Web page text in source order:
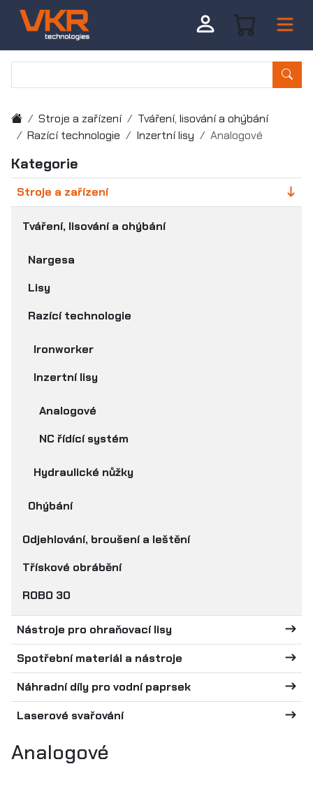
Stroje a zařízení
Tváření, lisování a ohýbání
Razící technologie
Inzertní lisy Analogové
Kategorie
Stroje a zařízení
Tváření, lisování a ohýbání
Nargesa
Lisy
Razící technologie
Ironworker
Inzertní lisy
Analogové
NC řídící systém
Hydraulické nůžky
Ohýbání
Odjehlování, broušení a leštění
Třískové obrábění
ROBO 30
Nástroje pro ohraňovací lisy
Spotřební materiál a nástroje
Náhradní díly pro vodní paprsek
Laserové svařování
Analogové